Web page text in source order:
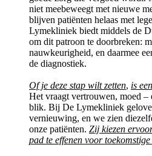
niet meebeweegt met nieuwe
blijven patiënten helaas met
Lymekliniek biedt middels de
om dit patroon te doorbreken:
nauwkeurigheid, en daarmee
de diagnostiek.
Of je deze stap wilt zetten, is
Het vraagt vertrouwen, moed –
blik. Bij De Lymekliniek
vernieuwing, en we zien
onze patiënten. Zij kiezen
pad te effenen voor